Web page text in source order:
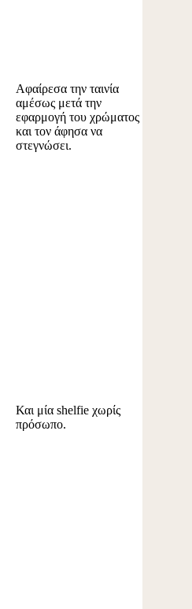
Αφαίρεσα την ταινία
αμέσως μετά την
εφαρμογή του χρώματος
και τον άφησα να
στεγνώσει.
Και μία shelfie χωρίς
πρόσωπο.